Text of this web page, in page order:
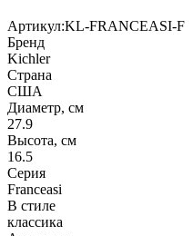
Артикул:KL-FRANCEASI-F
Бренд
Kichler
Страна
США
Диаметр, см
27.9
Высота, см
16.5
Серия
Franceasi
В стиле
классика